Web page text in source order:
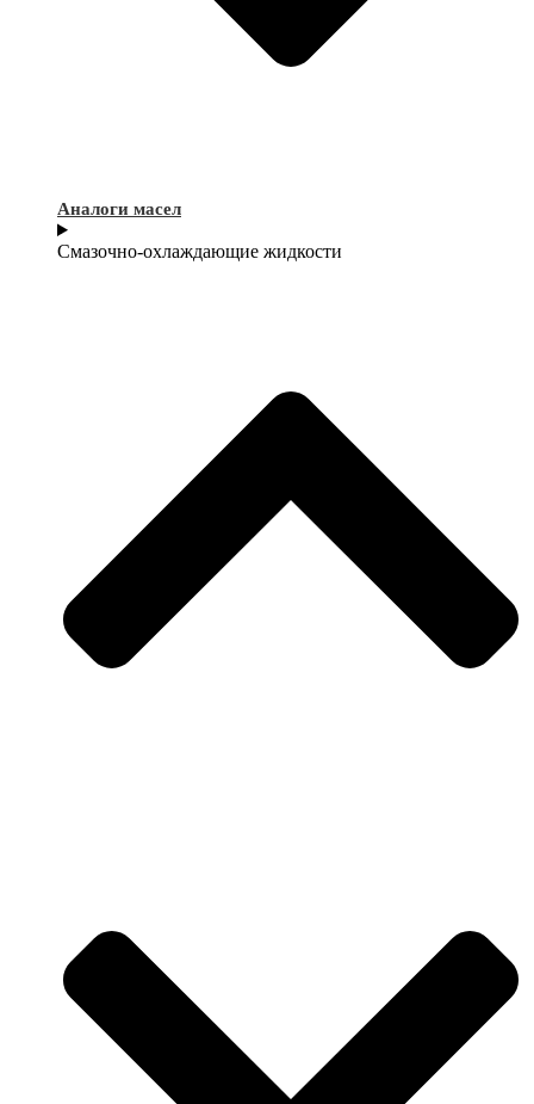
Аналоги масел
Смазочно-охлаждающие жидкости